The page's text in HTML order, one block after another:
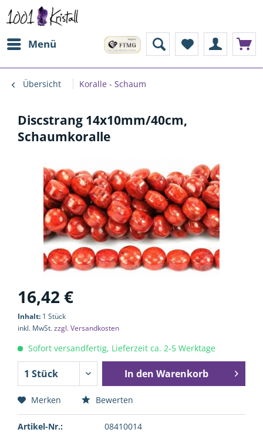
Menü
Übersicht Koralle - Schaum
Discstrang 14x10mm/40cm,
Schaumkoralle
16,42 €
Inhalt: 1 Stück
inkl. MwSt.zzgl. Versandkosten
Sofort versandfertig, Lieferzeit ca. 2-5 Werktage
In den Warenkorb
Merken Bewerten
Artikel-Nr.:
08410014